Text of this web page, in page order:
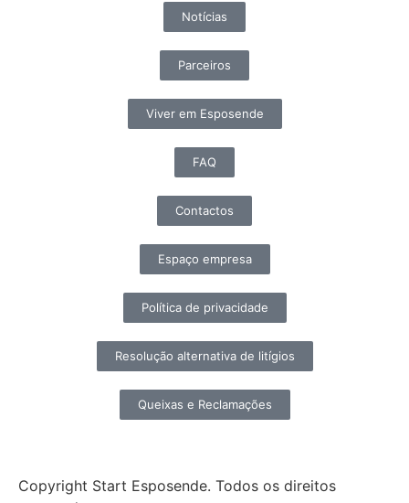
Notícias
Parceiros
Viver em Esposende
FAQ
Contactos
Espaço empresa
Política de privacidade
Resolução alternativa de litígios
Queixas e Reclamações
Copyright Start Esposende. Todos os direitos